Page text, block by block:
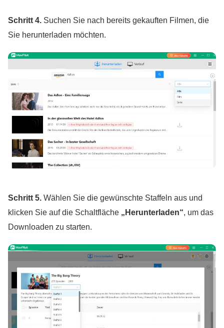
Schritt 4.Suchen Sie nach bereits gekauften Filmen, die
Sie herunterladen möchten.
Schritt 5.Wählen Sie die gewünschte Staffeln aus und
klicken Sie auf die Schaltfläche „Herunterladen“, um das
Downloaden zu starten.